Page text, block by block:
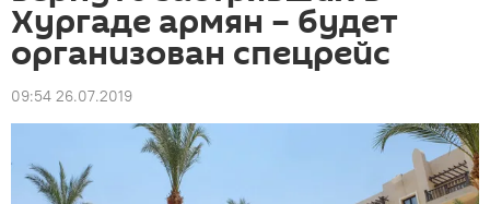
Хургаде армян – будет
организован спецрейс
09:54 26.07.2019